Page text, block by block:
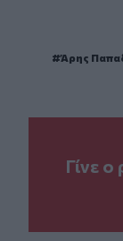
Άρης
Γίνε